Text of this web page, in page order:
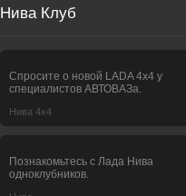
Нива Клуб
Спросите о новой LADA 4x4 у
специалистов АВТОВАЗа.
Нива 4х4
Познакомьтесь с Лада Нива
одноклубников.